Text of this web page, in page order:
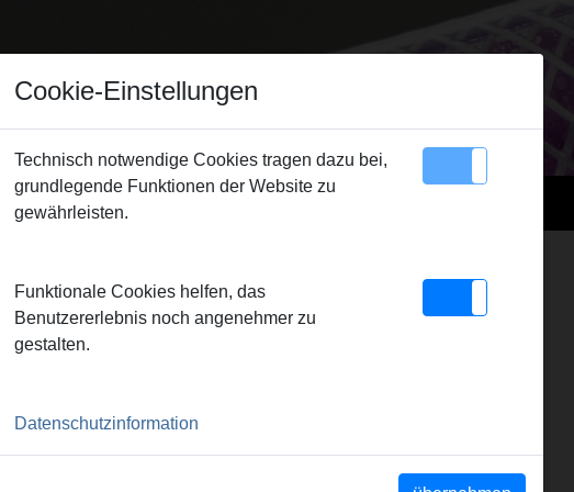
Sitemap
REMS
(deu)
YouTube REMS
Cookie-Einstellungen
Technisch notwendige Cookies tragen dazu bei,
grundlegende Funktionen der Website zu
gewährleisten.
Funktionale Cookies helfen, das
Benutzererlebnis noch angenehmer zu
gestalten.
Datenschutzinformation